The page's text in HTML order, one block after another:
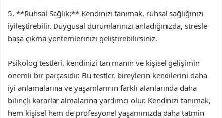
5. **Ruhsal Sağlık:** Kendinizi tanımak, ruhsal sağlığınızı
iyileştirebilir. Duygusal durumlarınızı anladığınızda, stresle
başa çıkma yöntemlerinizi geliştirebilirsiniz.
Psikolog testleri, kendinizi tanımanın ve kişisel gelişimin
önemli bir parçasıdır. Bu testler, bireylerin kendilerini daha
iyi anlamalarına ve yaşamlarının farklı alanlarında daha
bilinçli kararlar almalarına yardımcı olur. Kendinizi tanımak,
hem kişisel hem de profesyonel yaşamınızda daha tatmin